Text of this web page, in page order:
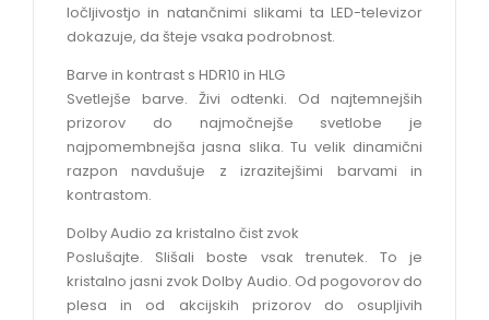
ločljivostjo in natančnimi slikami ta LED-televizor
dokazuje, da šteje vsaka podrobnost.
Barve in kontrast s HDR10 in HLG
Svetlejše barve. Živi odtenki. Od najtemnejših
prizorov do najmočnejše svetlobe je
najpomembnejša jasna slika. Tu velik dinamični
razpon navdušuje z izrazitejšimi barvami in
kontrastom.
Dolby Audio za kristalno čist zvok
Poslušajte. Slišali boste vsak trenutek. To je
kristalno jasni zvok Dolby Audio. Od pogovorov do
plesa in od akcijskih prizorov do osupljivih